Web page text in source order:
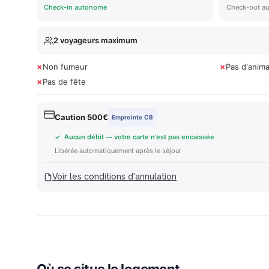
Check-in autonome Check-out
2 voyageurs maximum
×Non fumeur ×Pas
×Pas de fête
Caution 500€ Empreinte CB
✓ Aucun débit — votre carte n'est pas encaissée
Libérée automatiquement après le séjour
Voir les conditions d'annulation